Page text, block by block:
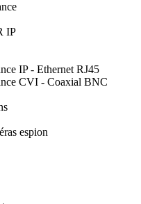
IP
IP - Ethernet RJ45
CVI - Coaxial BNC
espion